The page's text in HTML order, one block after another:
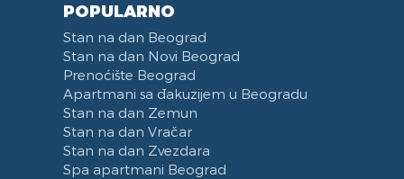
POPULARNO
Stan na dan Beograd
Stan na dan Novi Beograd
Prenoćište Beograd
Apartmani sa đakuzijem u Beogradu
Stan na dan Zemun
Stan na dan Vračar
Stan na dan Zvezdara
Spa apartmani Beograd